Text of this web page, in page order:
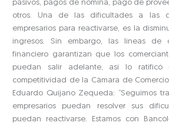
pasivos, pagos de nómina, pago de
otros. Una de las dificultades a las
empresarios para reactivarse, es la
ingresos. Sin embargo, las líneas de
financiero garantizan que los
puedan salir adelante, así lo ratificó
competitividad de la Cámara de
Eduardo Quijano Zequeda: “Seguimos
empresarios puedan resolver sus
puedan reactivarse. Estamos con